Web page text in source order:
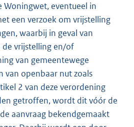
Woningwet, eventueel in
een verzoek om vrijstelling
waarbij in geval van
de vrijstelling en/of
van gemeentewege
van openbaar nut zoals
2 van deze verordening
getroffen, wordt dit vóór de
aanvraag bekendgemaakt